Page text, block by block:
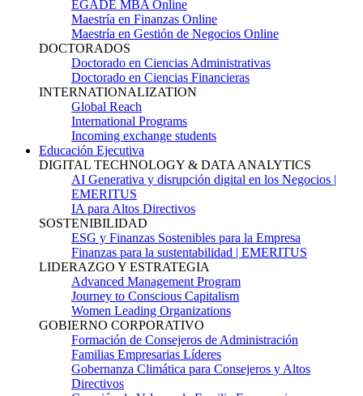
EGADE MBA Online
Maestría en Finanzas Online
Maestría en Gestión de Negocios Online
DOCTORADOS
Doctorado en Ciencias Administrativas
Doctorado en Ciencias Financieras
INTERNATIONALIZATION
Global Reach
International Programs
Incoming exchange students
Educación Ejecutiva
DIGITAL TECHNOLOGY & DATA ANALYTICS
AI Generativa y disrupción digital en los Negocios |
EMERITUS
IA para Altos Directivos
SOSTENIBILIDAD
ESG y Finanzas Sostenibles para la Empresa
Finanzas para la sustentabilidad | EMERITUS
LIDERAZGO Y ESTRATEGIA
Advanced Management Program
Journey to Conscious Capitalism
Women Leading Organizations
GOBIERNO CORPORATIVO
Formación de Consejeros de Administración
Familias Empresarias Líderes
Gobernanza Climática para Consejeros y Altos
Directivos